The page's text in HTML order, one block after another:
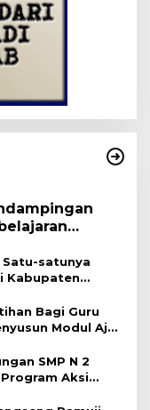
Satu-satunya
Kabupaten
Bagi Guru
Modul Ajar
SMP N 2
Aksi